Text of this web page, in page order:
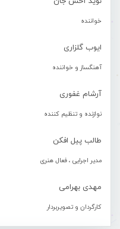
خواننده
ایوب گلزاری
آهنگساز و خواننده
آرشام غفوری
نوازنده و تنظیم کننده
طالب پیل افکن
مدیر اجرایی ، فعال هنری
مهدی بهرامی
کارگردان و تصویربردار